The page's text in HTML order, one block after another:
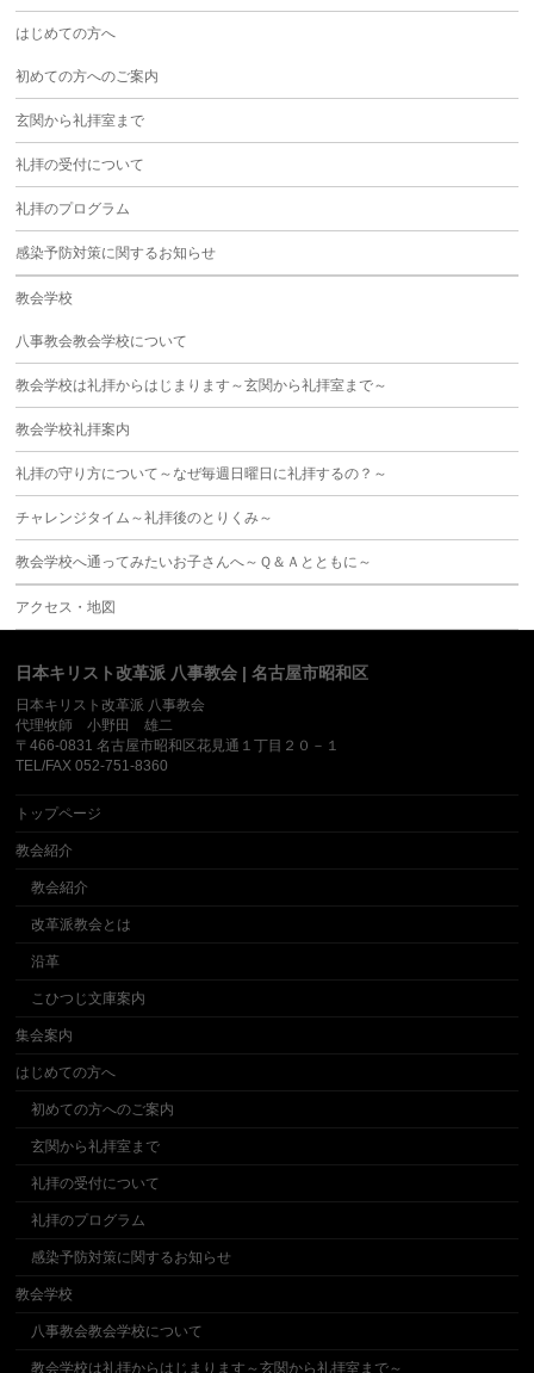
はじめての方へ
初めての方へのご案内
玄関から礼拝室まで
礼拝の受付について
礼拝のプログラム
感染予防対策に関するお知らせ
教会学校
八事教会教会学校について
教会学校は礼拝からはじまります～玄関から礼拝室まで～
教会学校礼拝案内
礼拝の守り方について～なぜ毎週日曜日に礼拝するの？～
チャレンジタイム～礼拝後のとりくみ～
教会学校へ通ってみたいお子さんへ～Ｑ＆Ａとともに～
アクセス・地図
日本キリスト改革派 八事教会 | 名古屋市昭和区
日本キリスト改革派 八事教会
代理牧師 小野田 雄二
〒466-0831 名古屋市昭和区花見通１丁目２０－１
TEL/FAX 052-751-8360
トップページ
教会紹介
教会紹介
改革派教会とは
沿革
こひつじ文庫案内
集会案内
はじめての方へ
初めての方へのご案内
玄関から礼拝室まで
礼拝の受付について
礼拝のプログラム
感染予防対策に関するお知らせ
教会学校
八事教会教会学校について
教会学校は礼拝からはじまります～玄関から礼拝室まで～